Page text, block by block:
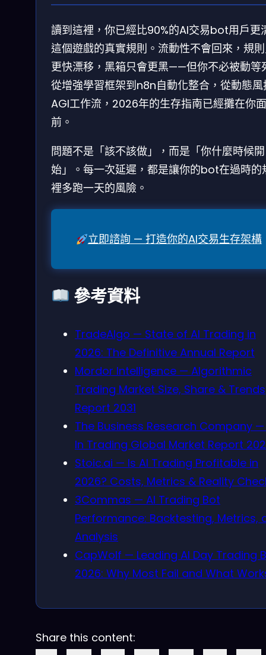
讀到這裡，你已經比90%的AI交易bot用戶更
這個遊戲的真實規則。流動性不會回來，規
更快漂移，黑箱只會更黑——但你不必被動等
從增強學習框架到n8n自動化整合，從動態風
AGI工作流，2026年的生存指南已經攤在你面
前。
問題不是「該不該做」，而是「你什麼時候開
始」。每一次延遲，都是讓你的bot在過時的
裡多跑一天的風險。
立即諮詢 — 打造你的AI交易生存架構
參考資料
TradeAlgo — State of AI Trading in
2026: The Definitive Annual Report
Mordor Intelligence — Algorithmic
Trading Market Size, Share & Trends
Report 2031
The Business Research Company —
In Trading Global Market Report
Stoic.ai — Is AI Trading Profitable in
2026? Costs, Metrics & Reality
3Commas — AI Trading Bot
Performance: Backtesting, Metrics,
Analysis
CapWolf — Leading AI Day Trading
2026: Why Most Fail and What
Share this content: